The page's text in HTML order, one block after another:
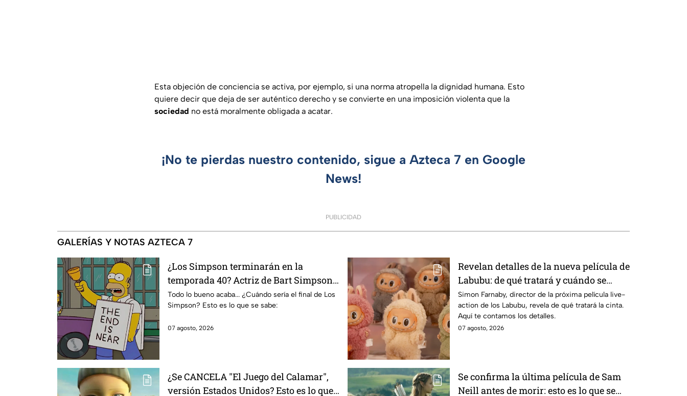
Esta objeción de conciencia se activa, por ejemplo, si una norma atropella la dignidad humana. Esto
quiere decir que deja de ser auténtico derecho y se convierte en una imposición violenta que la
sociedad no está moralmente obligada a acatar.
¡No te pierdas nuestro contenido, sigue a Azteca 7 en Google
News!
PUBLICIDAD
GALERÍAS Y NOTAS AZTECA 7
¿Los Simpson terminarán en la
temporada 40? Actriz de Bart Simpson
da IMPACTANTE declaración
Todo lo bueno acaba... ¿Cuándo sería el final de Los
Simpson? Esto es lo que se sabe:
07 agosto, 2026
Revelan detalles de la nueva película de
Labubu: de qué tratará y cuándo se
estrena
Simon Farnaby, director de la próxima película live-
action de los Labubu, revela de qué tratará la cinta.
Aquí te contamos los detalles.
07 agosto, 2026
¿Se CANCELA "El Juego del Calamar",
versión Estados Unidos? Esto es lo que
Se confirma la última película de Sam
Neill antes de morir: esto es lo que se